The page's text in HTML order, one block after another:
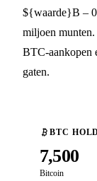
${waarde}B –
miljoen
BTC-aankopen
gaten.
BTC
7,500
Bitcoin